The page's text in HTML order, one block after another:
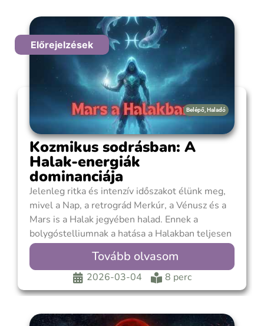
Előrejelzések
Belépő Haladó
Kozmikus sodrásban: A
Halak-energiák
dominanciája
Jelenleg ritka és intenzív időszakot élünk meg,
mivel a Nap, a retrográd Merkúr, a Vénusz és a
Mars is a Halak jegyében halad. Ennek a
bolygóstelliumnak a hatása a Halakban teljesen
eltolja a fókuszt a racionális, kézzelfogható
világról az érzelmi és spirituális síkra. A
mindennapokban ez azt jelenti, hogy a
Tovább olvasom
2026-03-04 8 perc